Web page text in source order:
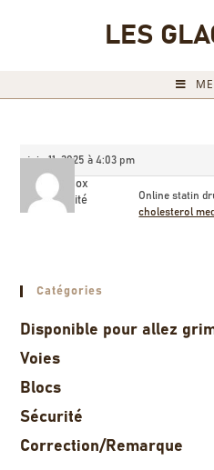
LES
juin 11, 2025 à 4:03 pm
Billysox
Invité
Online statin
cholesterol
Catégories
Disponible pour allez
Voies
Blocs
Sécurité
Correction/Remarque